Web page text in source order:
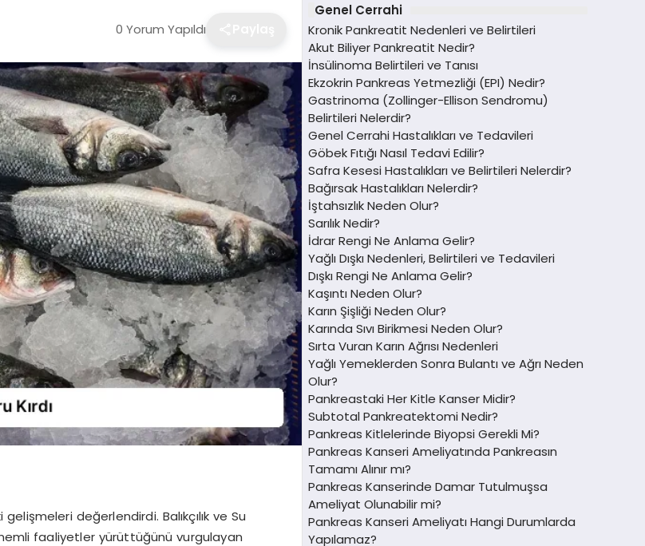
0 Yorum Yapıldı
değerlendirdi. Balıkçılık ve Su
faaliyetler yürüttüğünü vurgulayan
Genel Cerrahi
Kronik Pankreatit Nedenleri ve Belirtileri
Akut Biliyer Pankreatit Nedir?
İnsülinoma Belirtileri ve Tanısı
Ekzokrin Pankreas Yetmezliği (EPI) Nedir?
Gastrinoma (Zollinger-Ellison Sendromu)
Belirtileri Nelerdir?
Genel Cerrahi Hastalıkları ve Tedavileri
Göbek Fıtığı Nasıl Tedavi Edilir?
Safra Kesesi Hastalıkları ve Belirtileri Nelerdir?
Bağırsak Hastalıkları Nelerdir?
İştahsızlık Neden Olur?
Sarılık Nedir?
İdrar Rengi Ne Anlama Gelir?
Yağlı Dışkı Nedenleri, Belirtileri ve Tedavileri
Dışkı Rengi Ne Anlama Gelir?
Kaşıntı Neden Olur?
Karın Şişliği Neden Olur?
Karında Sıvı Birikmesi Neden Olur?
Sırta Vuran Karın Ağrısı Nedenleri
Yağlı Yemeklerden Sonra Bulantı ve Ağrı Neden
Olur?
Pankreastaki Her Kitle Kanser Midir?
Subtotal Pankreatektomi Nedir?
Pankreas Kitlelerinde Biyopsi Gerekli Mi?
Pankreas Kanseri Ameliyatında Pankreasın
Tamamı Alınır mı?
Pankreas Kanserinde Damar Tutulmuşsa
Ameliyat Olunabilir mi?
Pankreas Kanseri Ameliyatı Hangi Durumlarda
Yapılamaz?